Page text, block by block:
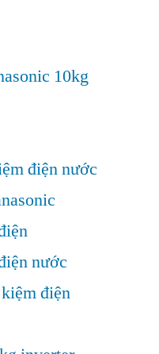
10kg
điện nước
nước
điện